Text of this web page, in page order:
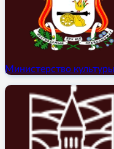
Министерство